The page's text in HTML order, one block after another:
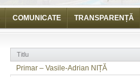
COMUNICATE TRANSPARENȚĂ
Titlu
Primar – Vasile-Adrian NIȚĂ